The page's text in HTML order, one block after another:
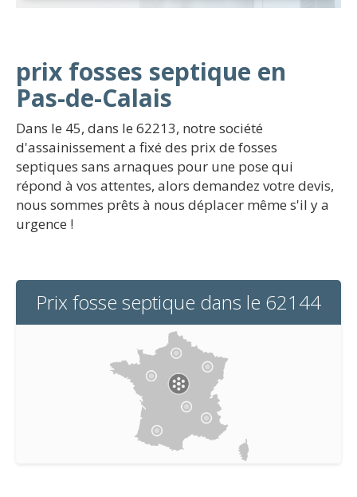
prix fosses septique en
Pas-de-Calais
Dans le 45, dans le 62213, notre société
d'assainissement a fixé des prix de fosses
septiques sans arnaques pour une pose qui
répond à vos attentes, alors demandez votre devis,
nous sommes prêts à nous déplacer même s'il y a
urgence !
Prix fosse septique dans le 62144